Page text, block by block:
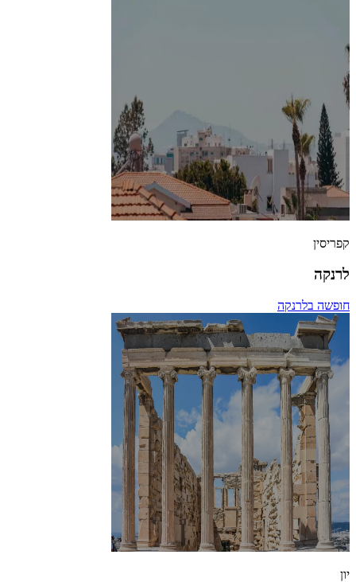
קפריסין
לרנקה
חופשה בלרנקה
יון